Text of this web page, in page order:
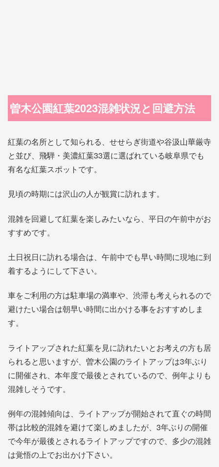
曽木公園紅葉2023混雑状況と回避方法
紅葉の名所として知られる、せせらぎ街道や谷汲山華厳寺
と並び、飛騨・美濃紅葉33選に選ばれている岐阜県でも
有名な紅葉スポットです。
見頃の時期には沢山の人が観賞に訪れます。
混雑を回避して紅葉を楽しみたいなら、平日の午前中がお
すすめです。
土日祝日に訪れる場合は、午前中でも早い時間に現地に到
着するようにして下さい。
車をご利用の方は駐車場の満車や、渋滞も考えられるので
避けたい場合は朝早い時間に出かける事をおすすめしま
す。
ライトアップされた紅葉を見に訪れたいとお考えの方も居
られると思いますが、曽木公園のライトアップは3年ぶり
に開催され、本年度で最後とされているので、例年よりも
混雑しそうです。
例年の混雑傾向は、ライトアップが開始されて直ぐの時間
帯は比較的混雑を避けて楽しめましたが、3年ぶりの開催
で今年が最後とされるライトアップですので、多少の混雑
は覚悟の上でお出かけ下さい。